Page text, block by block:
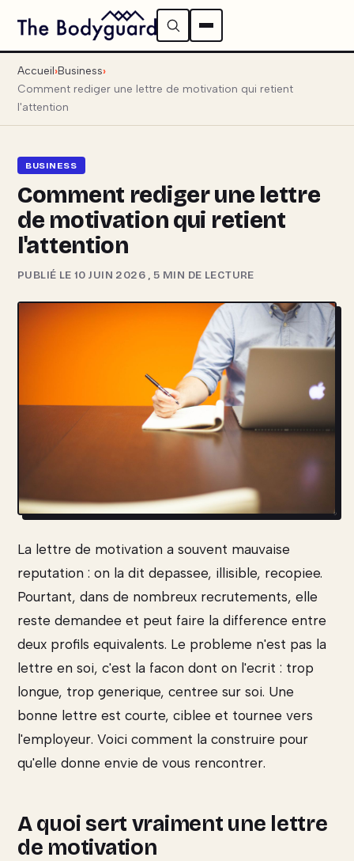
Accueil Business
Comment rediger une lettre de motivation qui retient
l'attention
BUSINESS
Comment rediger une lettre
de motivation qui retient
l'attention
PUBLIÉ LE 10 JUIN 2026 , 5 MIN DE LECTURE
La lettre de motivation a souvent mauvaise
reputation : on la dit depassee, illisible, recopiee.
Pourtant, dans de nombreux recrutements, elle
reste demandee et peut faire la difference entre
deux profils equivalents. Le probleme n'est pas la
lettre en soi, c'est la facon dont on l'ecrit : trop
longue, trop generique, centree sur soi. Une
bonne lettre est courte, ciblee et tournee vers
l'employeur. Voici comment la construire pour
qu'elle donne envie de vous rencontrer.
A quoi sert vraiment une lettre
de motivation